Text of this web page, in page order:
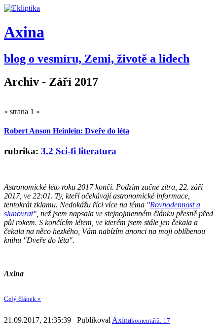
Axina
blog o vesmíru, Zemi, životě a lidech
Archiv - Září 2017
« strana 1 »
Robert Anson Heinlein: Dveře do léta
rubrika: 3.2 Sci-fi literatura
Astronomické léto roku 2017 končí. Podzim začne zítra, 22. září
2017, ve 22:01. Ty, kteří očekávají astronomické informace,
tentokrát zklamu. Nedokážu říci více na téma "Rovnodennost a
slunovrat", než jsem napsala ve stejnojmenném článku přesně před
půl rokem. S končícím létem, ve kterém jsem stále jen čekala a
čekala na něco hezkého, Vám nabízím anonci na moji oblíbenou
knihu "Dveře do léta".
Axina
Celý článek »
21.09.2017, 21:35:39 Publikoval Axinakomentářů: 17